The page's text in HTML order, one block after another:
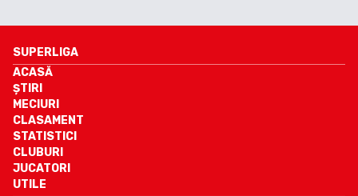
SUPERLIGA
ACASĂ
ȘTIRI
MECIURI
CLASAMENT
STATISTICI
CLUBURI
JUCATORI
UTILE